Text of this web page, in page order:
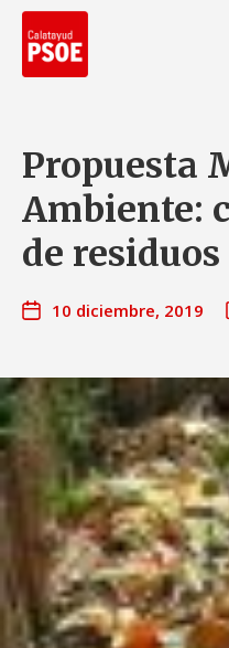
Propuesta
Ambiente:
de
10 diciembre, 2019